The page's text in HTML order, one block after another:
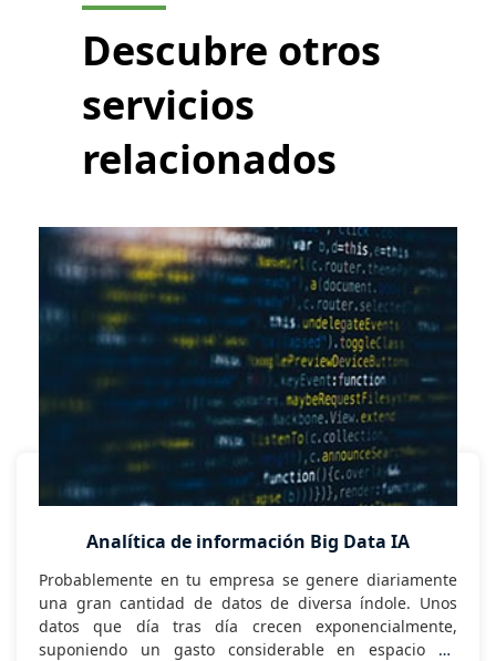
Descubre otros
servicios
relacionados
Analítica de información Big Data IA
Probablemente en tu empresa se genere diariamente
una gran cantidad de datos de diversa índole. Unos
datos que día tras día crecen exponencialmente,
suponiendo un gasto considerable en espacio de